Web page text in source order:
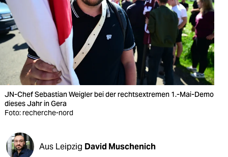
wahrheit
verlag
verlag
veranstaltungen
shop
fragen & hilfe
unterstützen
abo
JN-Chef Sebastian Weigler bei der rechtsextremen 1.-Mai-Demo
dieses Jahr in Gera
Foto: recherche-nord
Aus Leipzig David Muschenich